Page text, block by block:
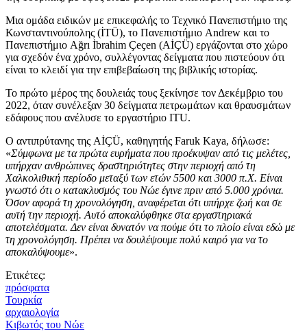
Μια ομάδα ειδικών με επικεφαλής το Τεχνικό Πανεπιστήμιο της
Κωνσταντινούπολης (İTÜ), το Πανεπιστήμιο Andrew και το
Πανεπιστήμιο Ağrı İbrahim Çeçen (AİÇÜ) εργάζονται στο χώρο
για σχεδόν ένα χρόνο, συλλέγοντας δείγματα που πιστεύουν ότι
είναι το κλειδί για την επιβεβαίωση της βιβλικής ιστορίας.
Το πρώτο μέρος της δουλειάς τους ξεκίνησε τον Δεκέμβριο του
2022, όταν συνέλεξαν 30 δείγματα πετρωμάτων και θραυσμάτων
εδάφους που ανέλυσε το εργαστήριο ITU.
Ο αντιπρύτανης της AİÇÜ, καθηγητής Faruk Kaya, δήλωσε:
«Σύμφωνα με τα πρώτα ευρήματα που προέκυψαν από τις μελέτες,
υπήρχαν ανθρώπινες δραστηριότητες στην περιοχή από τη
Χαλκολιθική περίοδο μεταξύ των ετών 5500 και 3000 π.Χ. Είναι
γνωστό ότι ο κατακλυσμός του Νώε έγινε πριν από 5.000 χρόνια.
Όσον αφορά τη χρονολόγηση, αναφέρεται ότι υπήρχε ζωή και σε
αυτή την περιοχή. Αυτό αποκαλύφθηκε στα εργαστηριακά
αποτελέσματα. Δεν είναι δυνατόν να πούμε ότι το πλοίο είναι εδώ με
τη χρονολόγηση. Πρέπει να δουλέψουμε πολύ καιρό για να το
αποκαλύψουμε».
Ετικέτες:
πρόσφατα
Τουρκία
αρχαιολογία
Κιβωτός του Νώε